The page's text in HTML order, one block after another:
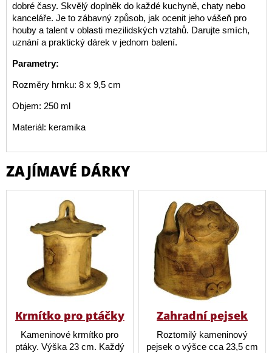
dobré časy. Skvělý doplněk do každé kuchyně, chaty nebo
kanceláře. Je to zábavný způsob, jak ocenit jeho vášeň pro
houby a talent v oblasti mezilidských vztahů. Darujte smích,
uznání a praktický dárek v jednom balení.
Parametry:
Rozměry hrnku: 8 x 9,5 cm
Objem: 250 ml
Materiál: keramika
ZAJÍMAVÉ DÁRKY
Krmítko pro ptáčky
Kameninové krmítko pro
ptáky. Výška 23 cm. Každý
Zahradní pejsek
Roztomilý kameninový
pejsek o výšce cca 23,5 cm